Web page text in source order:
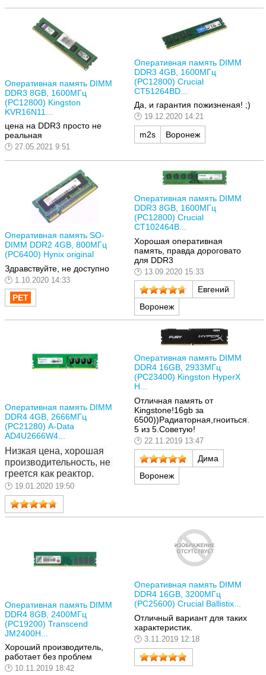
Оперативная память DIMM
DDR3 8GB, 1600МГц
(PC12800) Kingston
KVR16N11...
цена на DDR3 просто не
реальная
27.05.2021 9:51
Оперативная память DIMM
DDR3 4GB, 1600МГц
(PC12800) Crucial
CT51264BD...
Да, и гарантия пожизненая! ;)
19.12.2020 14:21
m2s Воронеж
Оперативная память SO-
DIMM DDR2 4GB, 800МГц
(PC6400) Hynix original
Здравствуйте, не доступно
1.10.2020 14:33
Оперативная память DIMM
DDR3 8GB, 1600МГц
(PC12800) Crucial
CT102464B...
Хорошая оперативная
память, правда дороговато
для DDR3
13.09.2020 15:33
Евгений
Воронеж
Оперативная память DIMM
DDR4 4GB, 2666МГц
(PC21280) A-Data
AD4U2666W4...
Низкая цена, хорошая
производительность, не
греется как реактор.
19.01.2020 19:50
Оперативная память DIMM
DDR4 16GB, 2933МГц
(PC23400) Kingston HyperX
H...
Отличная память от
Kingstone!16gb за
6500))Радиаторная,гноиться.
5 из 5.Советую!
22.11.2019 13:47
Дима
Воронеж
Оперативная память DIMM
DDR4 8GB, 2400МГц
(PC19200) Transcend
JM2400H...
Хороший производитель,
работает без проблем
10.11.2019 18:42
Оперативная память DIMM
DDR4 16GB, 3200МГц
(PC25600) Crucial Ballistix...
Отличный вариант для таких
характеристик.
3.11.2019 12:18